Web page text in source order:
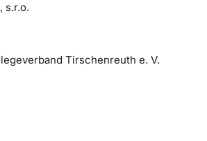
s.r.o.
Tirschenreuth e. V.